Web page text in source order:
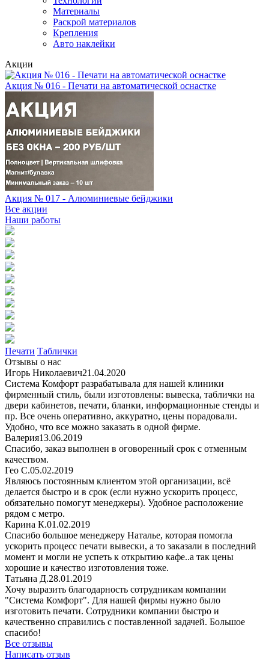
Материалы
Раскрой материалов
Крепления
Авто наклейки
Акции
Акция № 016 - Печати на автоматической оснастке
Акция № 017 - Алюминиевые бейджики
Все акции
Наши работы
Печати Таблички
Отзывы о нас
Игорь Николаевич21.04.2020
Система Комфорт разрабатывала для нашей клиники
фирменный стиль, были изготовлены: вывеска, таблички на
двери кабинетов, печати, бланки, информационные стенды и
пр. Все очень оперативно, аккуратно, цены порадовали.
Удобно, что все можно заказать в одной фирме.
Валерия13.06.2019
Спасибо, заказ выполнен в оговоренный срок с отменным
качеством.
Гео С.05.02.2019
Являюсь постоянным клиентом этой организации, всё
делается быстро и в срок (если нужно ускорить процесс,
обязательно помогут менеджеры). Удобное расположение
рядом с метро.
Карина К.01.02.2019
Спасибо большое менеджеру Наталье, которая помогла
ускорить процесс печати вывески, а то заказали в последний
момент и могли не успеть к открытию кафе..а так цены
хорошие и качество изготовления тоже.
Татьяна Д.28.01.2019
Хочу выразить благодарность сотрудникам компании
"Система Комфорт". Для нашей фирмы нужно было
изготовить печати. Сотрудники компании быстро и
качественно справились с поставленной задачей. Большое
спасибо!
Все отзывы
Написать отзыв